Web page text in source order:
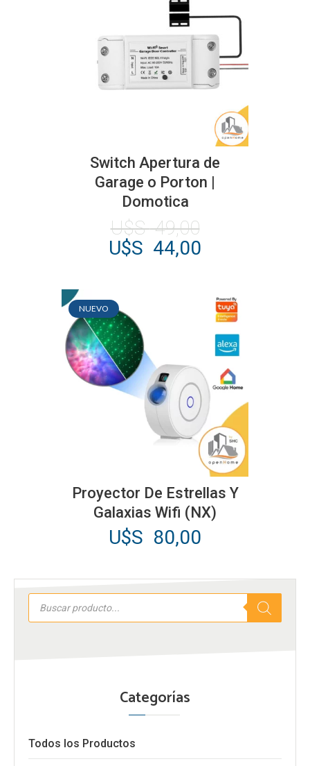
Búsqueda
productos
Categorías
Todos los Productos
Switch Apertura de
Garage o Porton |
Domotica
U$S49,00El
precio
U$S
49,00.
U$S 44,00
es:
U$S
44,00.
NUEVO
Proyector De Estrellas Y
Galaxias Wifi (NX)
U$S 80,00